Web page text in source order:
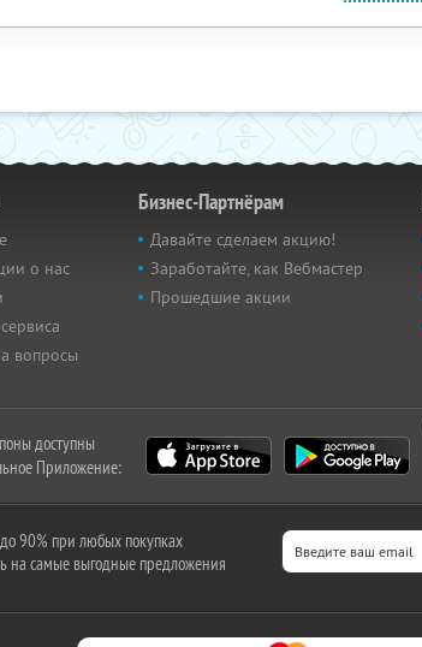
о нас
вопросы
Бизнес-Партнёрам
Давайте сделаем акцию!
Заработайте, как Вебмастер
Прошедшие акции
доступны
Приложение:
90% при любых покупках
на самые выгодные предложения